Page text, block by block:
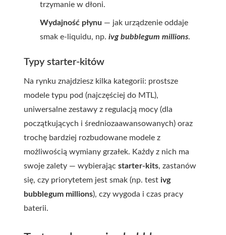
trzymanie w dłoni.
Wydajność płynu — jak urządzenie oddaje
smak e-liquidu, np. ivg bubblegum millions.
Typy starter‑kitów
Na rynku znajdziesz kilka kategorii: prostsze
modele typu pod (najczęściej do MTL),
uniwersalne zestawy z regulacją mocy (dla
początkujących i średniozaawansowanych) oraz
trochę bardziej rozbudowane modele z
możliwością wymiany grzałek. Każdy z nich ma
swoje zalety — wybierając starter-kits, zastanów
się, czy priorytetem jest smak (np. test ivg
bubblegum millions), czy wygoda i czas pracy
baterii.